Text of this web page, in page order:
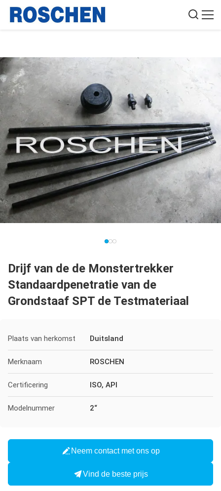
Drijf van de de Monstertrekker
Standaardpenetratie van de
Grondstaaf SPT de Testmateriaal
Plaats van herkomst Duitsland
Merknaam ROSCHEN
Certificering ISO, API
Modelnummer 2“
Neem contact met ons op
Vind de beste prijs